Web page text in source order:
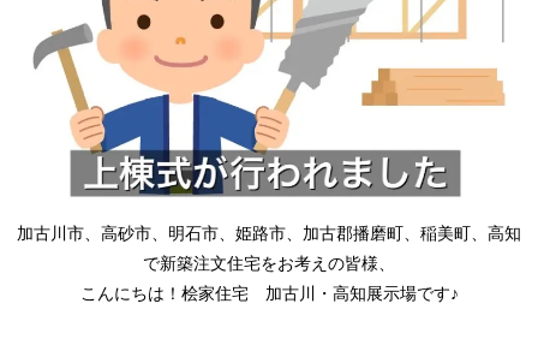
加古川市、高砂市、明石市、姫路市、加古郡播磨町、稲美町、高知
で新築注文住宅をお考えの皆様、
こんにちは！桧家住宅 加古川・高知展示場です♪